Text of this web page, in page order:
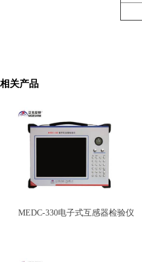
相关产品
MEDC-330电子式互感器检验仪